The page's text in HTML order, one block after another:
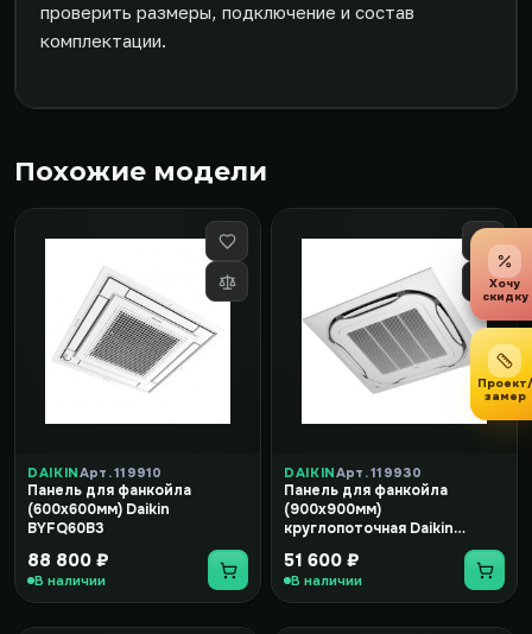
проверить размеры, подключение и состав
комплектации.
Похожие модели
DAIKINАрт. 119910
Панель для фанкойла
(600x600мм) Daikin
BYFQ60B3
88 800 ₽
В наличии
DAIKINАрт. 119930
Панель для фанкойла
(900x900мм)
круглопоточная Daikin
51 600 ₽
В наличии
Хочу
скидку
Проект/
замер